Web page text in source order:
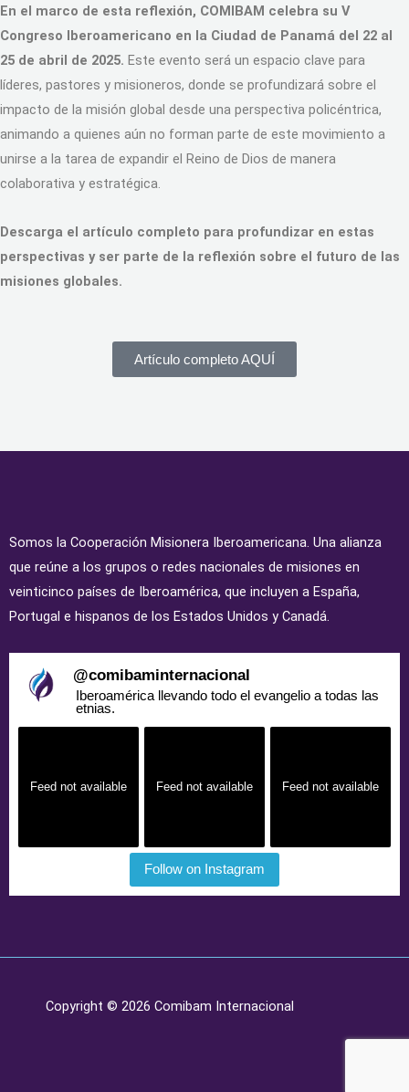
En el marco de esta reflexión, COMIBAM celebra su V
Congreso Iberoamericano en la Ciudad de Panamá del 22 al
25 de abril de 2025. Este evento será un espacio clave para
líderes, pastores y misioneros, donde se profundizará sobre el
impacto de la misión global desde una perspectiva policéntrica,
animando a quienes aún no forman parte de este movimiento a
unirse a la tarea de expandir el Reino de Dios de manera
colaborativa y estratégica.
Descarga el artículo completo para profundizar en estas
perspectivas y ser parte de la reflexión sobre el futuro de las
misiones globales.
Artículo completo AQUÍ
Somos la Cooperación Misionera Iberoamericana. Una alianza
que reúne a los grupos o redes nacionales de misiones en
veinticinco países de Iberoamérica, que incluyen a España,
Portugal e hispanos de los Estados Unidos y Canadá.
@comibaminternacional
Iberoamérica llevando todo el evangelio a todas las
etnias.
Feed not available Feed not available Feed not available
Follow on Instagram
Copyright © 2026 Comibam Internacional